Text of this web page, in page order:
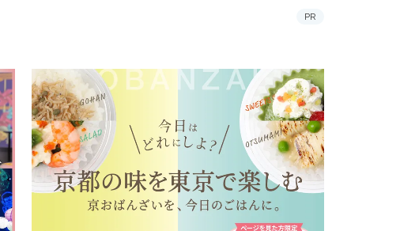
PR